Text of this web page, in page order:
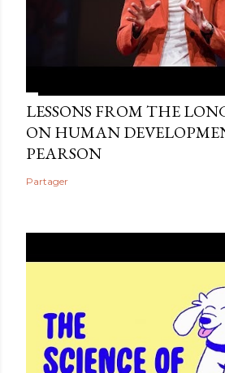
LESSONS FROM THE
ON HUMAN
PEARSON
Partager